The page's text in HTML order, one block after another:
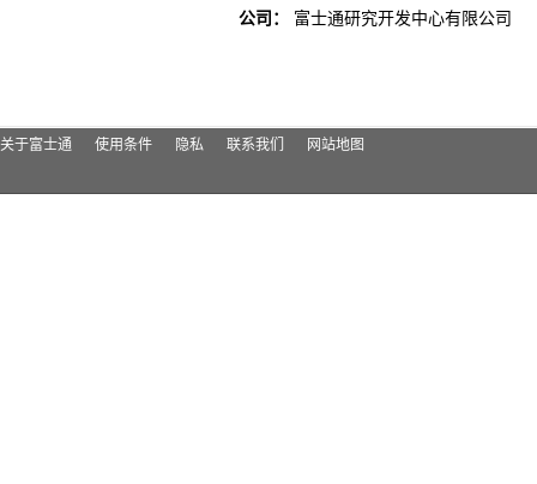
公司：
富士通研究开发中心有限公司
关于富士通 使用条件 隐私 联系我们 网站地图